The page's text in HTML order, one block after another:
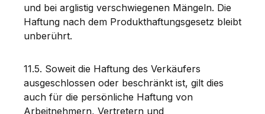
und bei arglistig verschwiegenen Mängeln. Die
Haftung nach dem Produkthaftungsgesetz bleibt
unberührt.
11.5. Soweit die Haftung des Verkäufers
ausgeschlossen oder beschränkt ist, gilt dies
auch für die persönliche Haftung von
Arbeitnehmern, Vertretern und